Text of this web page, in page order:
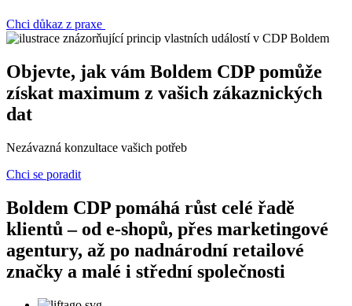
Chci důkaz z praxe
Objevte, jak vám Boldem CDP pomůže
získat maximum z vašich zákaznických
dat
Nezávazná konzultace vašich potřeb
Chci se poradit
Boldem CDP pomáhá růst celé řadě
klientů – od e-shopů, přes marketingové
agentury, až po nadnárodní retailové
značky a malé i střední společnosti